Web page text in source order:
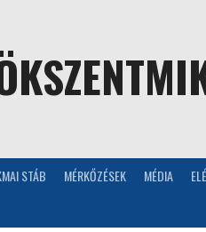
STÁB MÉRKŐZÉSEK MÉDIA